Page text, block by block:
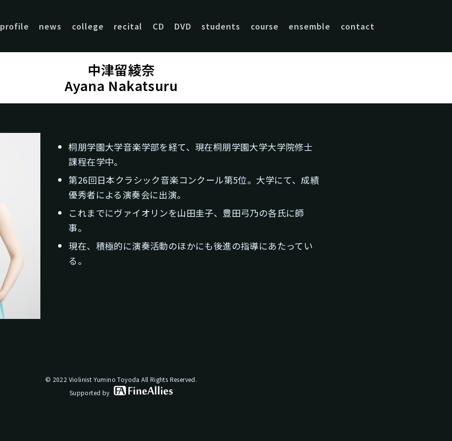
profile news college recital CD DVD students course ensemble contact
中津留綾奈
Ayana Nakatsuru
桐朋学園大学音楽学部を経て、現在桐朋学園大学大学院修士
課程在学中。
第26回日本クラシック音楽コンクール第5位。大学にて、成績
優秀者による演奏会に出演。
これまでにヴァイオリンを山田圭子、豊田弓乃の各氏に師
事。
現在、積極的に演奏活動のほかにも後進の指導にあたってい
る。
© 2022 Violinist Yumino Toyoda All Rights Reserved.
Supported by